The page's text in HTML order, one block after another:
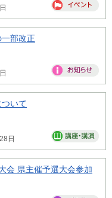
部改正
いて
日
会 県主催予選大会参加